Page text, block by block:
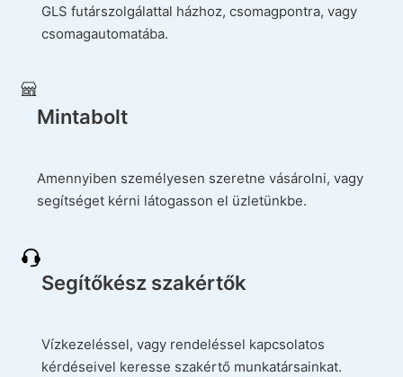
GLS futárszolgálattal házhoz, csomagpontra, vagy
csomagautomatába.
Mintabolt
Amennyiben személyesen szeretne vásárolni, vagy
segítséget kérni látogasson el üzletünkbe.
Segítőkész szakértők
Vízkezeléssel, vagy rendeléssel kapcsolatos
kérdéseivel keresse szakértő munkatársainkat.